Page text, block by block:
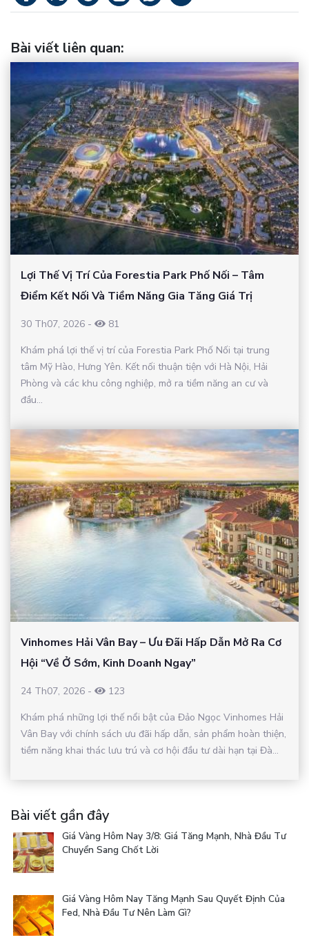
Bài viết liên quan:
Lợi Thế Vị Trí Của Forestia Park Phố Nối – Tâm
Điểm Kết Nối Và Tiềm Năng Gia Tăng Giá Trị
30 Th07, 2026 -
81
Khám phá lợi thế vị trí của Forestia Park Phố Nối tại trung
tâm Mỹ Hào, Hưng Yên. Kết nối thuận tiện với Hà Nội, Hải
Phòng và các khu công nghiệp, mở ra tiềm năng an cư và
đầu...
Vinhomes Hải Vân Bay – Ưu Đãi Hấp Dẫn Mở Ra Cơ
Hội “Về Ở Sớm, Kinh Doanh Ngay”
24 Th07, 2026 -
123
Khám phá những lợi thế nổi bật của Đảo Ngọc Vinhomes Hải
Vân Bay với chính sách ưu đãi hấp dẫn, sản phẩm hoàn thiện,
tiềm năng khai thác lưu trú và cơ hội đầu tư dài hạn tại Đà...
Bài viết gần đây
Giá Vàng Hôm Nay 3/8: Giá Tăng Mạnh, Nhà Đầu Tư
Chuyển Sang Chốt Lời
Giá Vàng Hôm Nay Tăng Mạnh Sau Quyết Định Của
Fed, Nhà Đầu Tư Nên Làm Gì?